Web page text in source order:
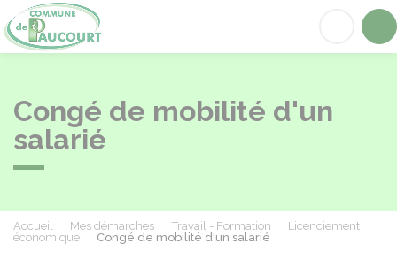
Congé de mobilité d'un
salarié
Accueil Mes démarches Travail - Formation
Licenciement
économique
Congé de mobilité d'un salarié